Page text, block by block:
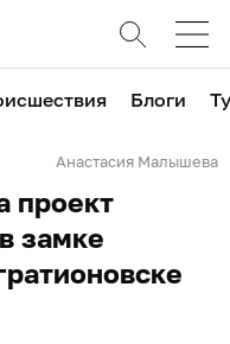
Блоги
Анастасия Малышева
проект
замке